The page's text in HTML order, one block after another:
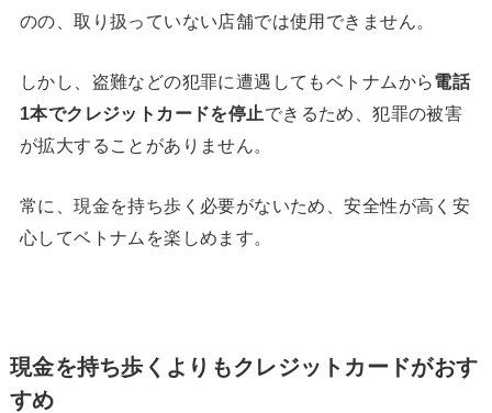
のの、取り扱っていない店舗では使用できません。
しかし、盗難などの犯罪に遭遇してもベトナムから電話
1本でクレジットカードを停止できるため、犯罪の被害
が拡大することがありません。
常に、現金を持ち歩く必要がないため、安全性が高く安
心してベトナムを楽しめます。
現金を持ち歩くよりもクレジットカードがおす
すめ